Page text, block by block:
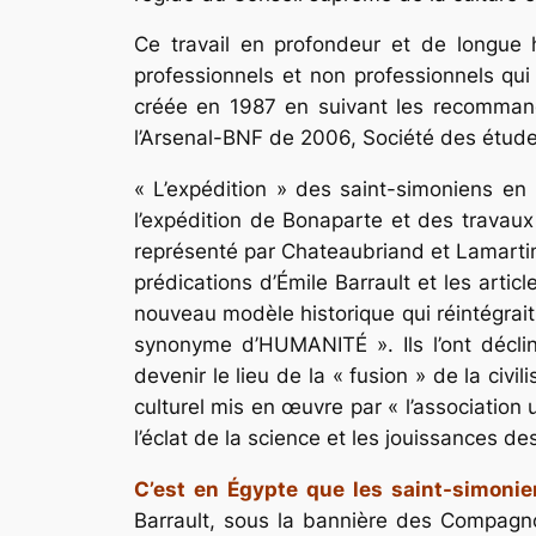
Ce travail en profondeur et de longue
professionnels et non professionnels
créée en 1987 en suivant les
l’Arsenal-BNF de 2006, Société des
« L’expédition » des saint-simoniens
l’expédition de Bonaparte et des
représenté par Chateaubriand et
prédications d’Émile Barrault et les
nouveau modèle historique qui
synonyme d’HUMANITÉ ». Ils l’ont
devenir le lieu de la « fusion » de la
culturel mis en œuvre par « l’association
l’éclat de la science et les jouissances
C’est en Égypte que les saint-
Barrault, sous la bannière des